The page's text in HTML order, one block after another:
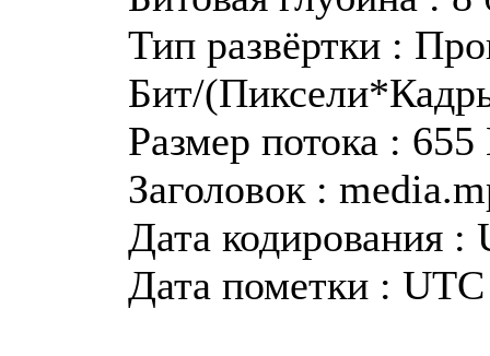
Тип развёртки :
Бит/
Размер потока :
Заголовок :
Дата кодирования
Дата пометки :